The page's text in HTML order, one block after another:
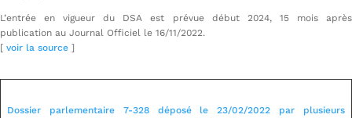
L’entrée en vigueur du DSA est prévue début 2024, 15 mois après
publication au Journal Officiel le 16/11/2022.
[ voir la source ]
Dossier parlementaire 7-328 déposé le 23/02/2022 par plusieurs